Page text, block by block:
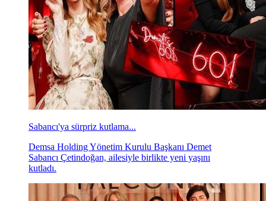
Sabancı'ya sürpriz kutlama...
Demsa Holding Yönetim Kurulu Başkanı Demet
Sabancı Çetindoğan, ailesiyle birlikte yeni yaşını
kutladı.